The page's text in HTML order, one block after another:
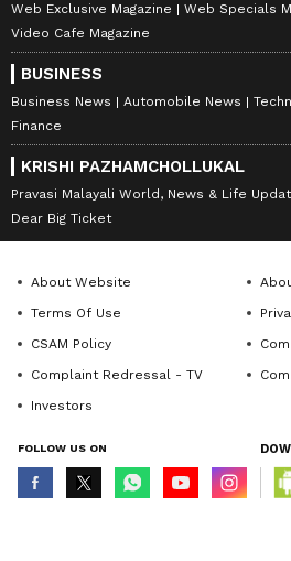
Web Exclusive Magazine
Web Specials
Video Cafe Magazine
BUSINESS
Business News Automobile News
Finance
KRISHI PAZHAMCHOLLUKAL
Pravasi Malayali World, News & Life
Dear Big Ticket
About Website
Terms Of Use
CSAM Policy
Complaint Redressal - TV
Investors
FOLLOW US ON